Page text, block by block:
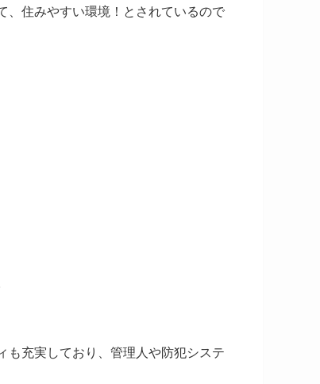
、住みやすい環境！とされているので
充実しており、管理人や防犯システ